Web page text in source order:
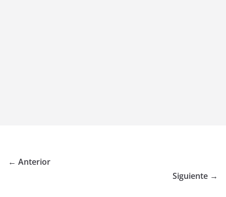
← Anterior
Siguiente →